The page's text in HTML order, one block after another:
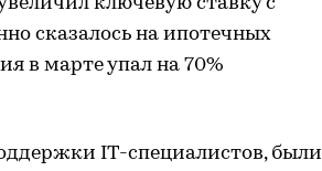
сказалось на ипотечных
в марте упал на 70%
IT-специалистов, были